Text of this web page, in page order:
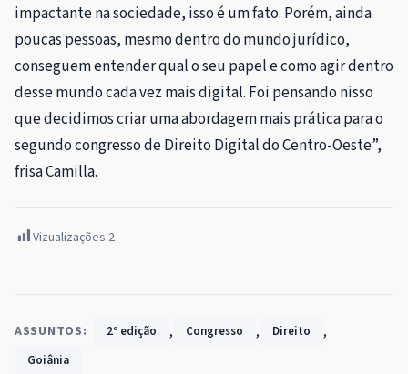
impactante na sociedade, isso é um fato. Porém, ainda
poucas pessoas, mesmo dentro do mundo jurídico,
conseguem entender qual o seu papel e como agir dentro
desse mundo cada vez mais digital. Foi pensando nisso
que decidimos criar uma abordagem mais prática para o
segundo congresso de Direito Digital do Centro-Oeste”,
frisa Camilla.
Vizualizações:2
ASSUNTOS: 2º edição , Congresso , Direito ,
Goiânia